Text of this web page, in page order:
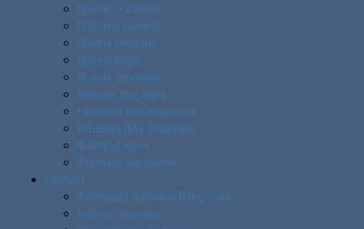
Проект магазина
Проекты рынков
Проект пекарни
Проект кафе
Проект столовой
Магазин под ключ
Решения для магазинов
Решения для общепита
Фастфуд идеи
Форматы магазинов
Обзоры
Франшиза магазина Пятёрочка
Кафе в магазине